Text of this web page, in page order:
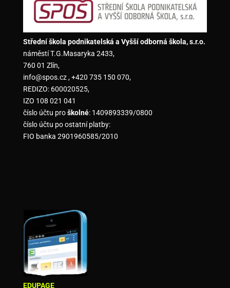
Střední škola podnikatelská a Vyšší odborná škola, s.r.o.
náměstí T.G.Masaryka 2433,
760 01 Zlín,
info@spos.cz , +420 735 150 070,
REDIZO: 600020525,
IZO 108 021 041
číslo účtu proškolné: 1409893339/0800
číslo účtu po ostatní platby:
FIO banka 2901960585/2010
EDUPAGE